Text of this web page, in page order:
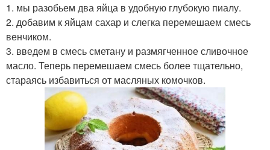
1. мы разобьем два яйца в удобную глубокую пиалу.
2. добавим к яйцам сахар и слегка перемешаем смесь
венчиком.
3. введем в смесь сметану и размягченное сливочное
масло. Теперь перемешаем смесь более тщательно,
стараясь избавиться от масляных комочков.